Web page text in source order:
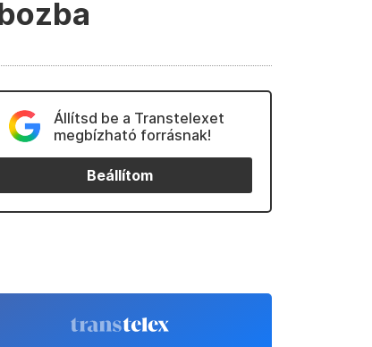
Állítsd be a Transtelexet
megbízható forrásnak!
Beállítom